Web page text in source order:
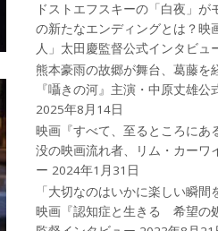
ドストエフスキーの「白夜」が
の新たなエンディングとは？映
人」太田慶監督公式インタビュ
熊本豪雨の故郷が舞台、葛藤を
『囁きの河』主演・中原丈雄公
2025年8月14日
映画『すべて、至るところにあ
没の映画流れ者、リム・カーワ
ー 2024年1月31日
「大切なのはいかに楽しい瞬間
映画『認知症と生きる 希望の